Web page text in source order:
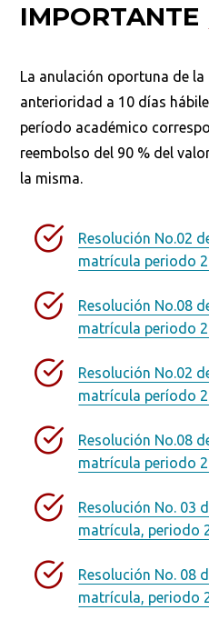
IMPORTANTE
La anulación oportuna de
anterioridad a 10 días
período académico
reembolso del 90 % del
la misma.
Resolución No.02
matrícula periodo
Resolución No.08
matrícula periodo
Resolución No.02
matrícula período
Resolución No.08
matrícula periodo
Resolución No. 03
matrícula, periodo
Resolución No. 08
matrícula, periodo